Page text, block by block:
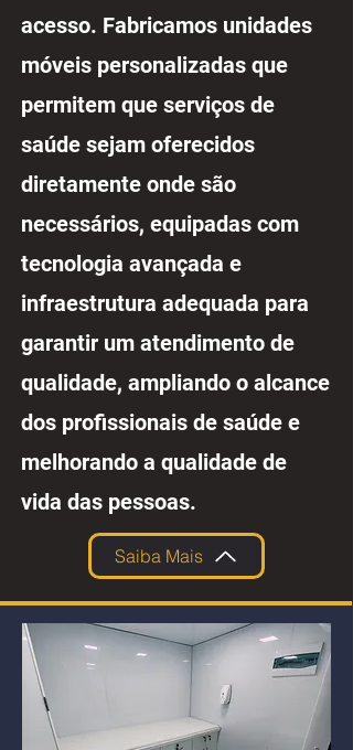
acesso. Fabricamos unidades
móveis personalizadas que
permitem que serviços de
saúde sejam oferecidos
diretamente onde são
necessários, equipadas com
tecnologia avançada e
infraestrutura adequada para
garantir um atendimento de
qualidade, ampliando o alcance
dos profissionais de saúde e
melhorando a qualidade de
vida das pessoas.
Saiba Mais